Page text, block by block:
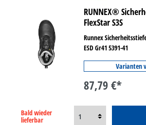
RUNNEX®
FlexStar S3S
Runnex
ESD Gr41 5391-41
Varianten
87,79 €*
Bald wieder
lieferbar